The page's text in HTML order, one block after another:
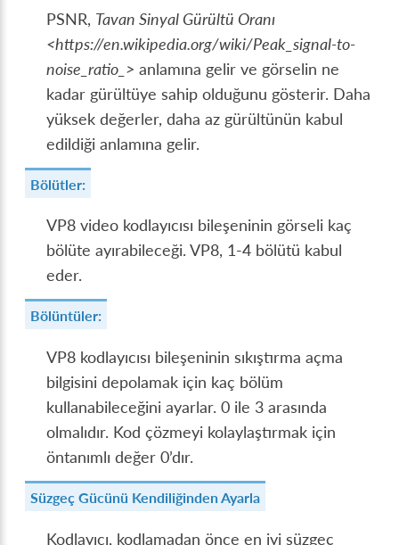
PSNR, Tavan Sinyal Gürültü Oranı
<https://en.wikipedia.org/wiki/Peak_signal-to-
noise_ratio_> anlamına gelir ve görselin ne
kadar gürültüye sahip olduğunu gösterir. Daha
yüksek değerler, daha az gürültünün kabul
edildiği anlamına gelir.
Bölütler:
VP8 video kodlayıcısı bileşeninin görseli kaç
bölüte ayırabileceği. VP8, 1-4 bölütü kabul
eder.
Bölüntüler:
VP8 kodlayıcısı bileşeninin sıkıştırma açma
bilgisini depolamak için kaç bölüm
kullanabileceğini ayarlar. 0 ile 3 arasında
olmalıdır. Kod çözmeyi kolaylaştırmak için
öntanımlı değer 0’dır.
Süzgeç Gücünü Kendiliğinden Ayarla
Kodlayıcı, kodlamadan önce en iyi süzgeç